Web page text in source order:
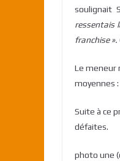
soulignait
ressentais
franchise ».
Le meneur
moyennes
Suite à ce
défaites.
photo une